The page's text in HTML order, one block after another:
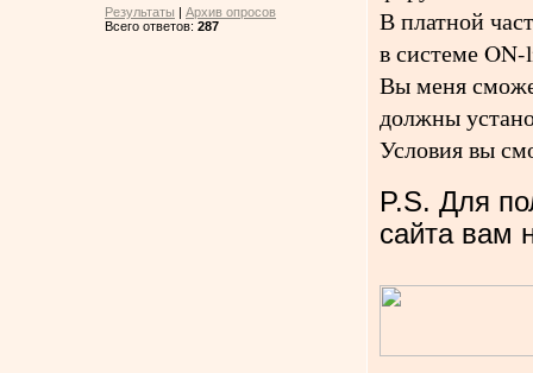
Результаты | Архив опросов
Всего ответов: 287
В платной
в системе
Вы меня
должны
Условия вы
P.S. Для
сайта вам